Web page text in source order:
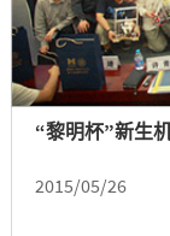
“黎明杯”新生
2015/05/26